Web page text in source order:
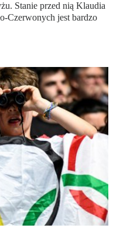
Stanie przed nią Klaudia
Czerwonych jest bardzo